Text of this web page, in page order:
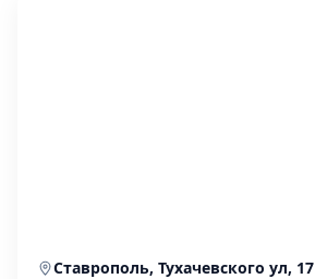
Ставрополь, Тухачевского ул, 17